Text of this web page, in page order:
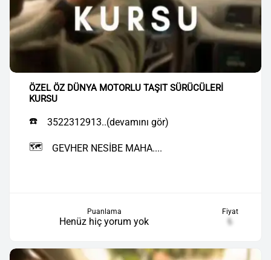
ÖZEL ÖZ DÜNYA MOTORLU TAŞIT SÜRÜCÜLERİ
KURSU
☎️ 3522312913..(devamını gör)
🗺️ GEVHER NESİBE MAHA....
Puanlama
Henüz hiç yorum yok
Fiyat
₺